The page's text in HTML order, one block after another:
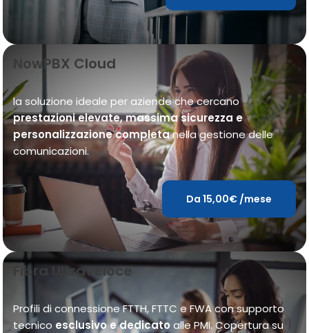
NowPBX Cloud
la soluzione ideale per aziende che cercano
prestazioni elevate, massima sicurezza e
personalizzazione completanella gestione delle
comunicazioni.
Da 15,00€ /mese
Fibra Ultraveloce
Profili di connessione FTTH, FTTC e FWA con supporto
tecnico esclusivo e dedicato alle PMI. Copertura su